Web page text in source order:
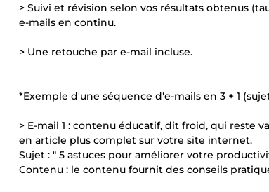
> Suivi et révision selon vos résultats obtenus
e-mails en continu.
> Une retouche par e-mail incluse.
*Exemple d'une séquence d'e-mails en 3 + 1
> E-mail 1 : contenu éducatif, dit froid, qui reste
en article plus complet sur votre site internet.
Sujet : " 5 astuces pour améliorer votre
Contenu : le contenu fournit des conseils